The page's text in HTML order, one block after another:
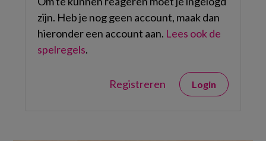
zijn. Heb je nog geen account, maak dan
hieronder een account aan. Lees ook de
spelregels.
Registreren Login